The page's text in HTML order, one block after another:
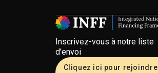
Inscrivez-vous à notre liste
d'envoi
Cliquez ici pour rejoindre